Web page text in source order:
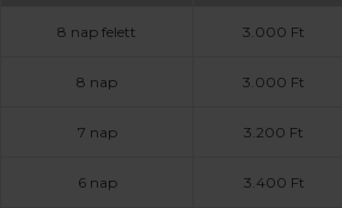
8 nap felett 3.000 Ft
8 nap 3.000 Ft
7 nap 3.200 Ft
6 nap 3.400 Ft